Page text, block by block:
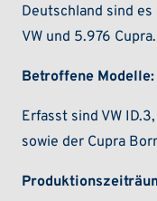
Deutschland sind
VW und 5.976 Cupra.
Betroffene Modelle:
Erfasst sind VW
sowie der Cupra